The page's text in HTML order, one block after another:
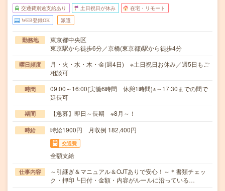
交通費別途支給あり 土日祝日が休み 在宅・リモート
WEB登録OK 派遣
勤務地
東京都中央区
東京駅から徒歩6分／京橋(東京都)駅から徒歩4分
曜日頻度
月・火・水・木・金(週4日) ※土日祝日お休み／週5日もご
相談可
時間
09:00～16:00(実働6時間 休憩1時間)※～17:30までの間で
延長可
期間 【急募】即日～長期 ※8月～！
時給 時給1900円 月収例 182,400円
交通費
全額支給
仕事内容
～引継ぎ＆マニュアル＆OJTありで安心！～＊書類チェッ
ク・押印┗日付・金額・内容がルールに沿っている…